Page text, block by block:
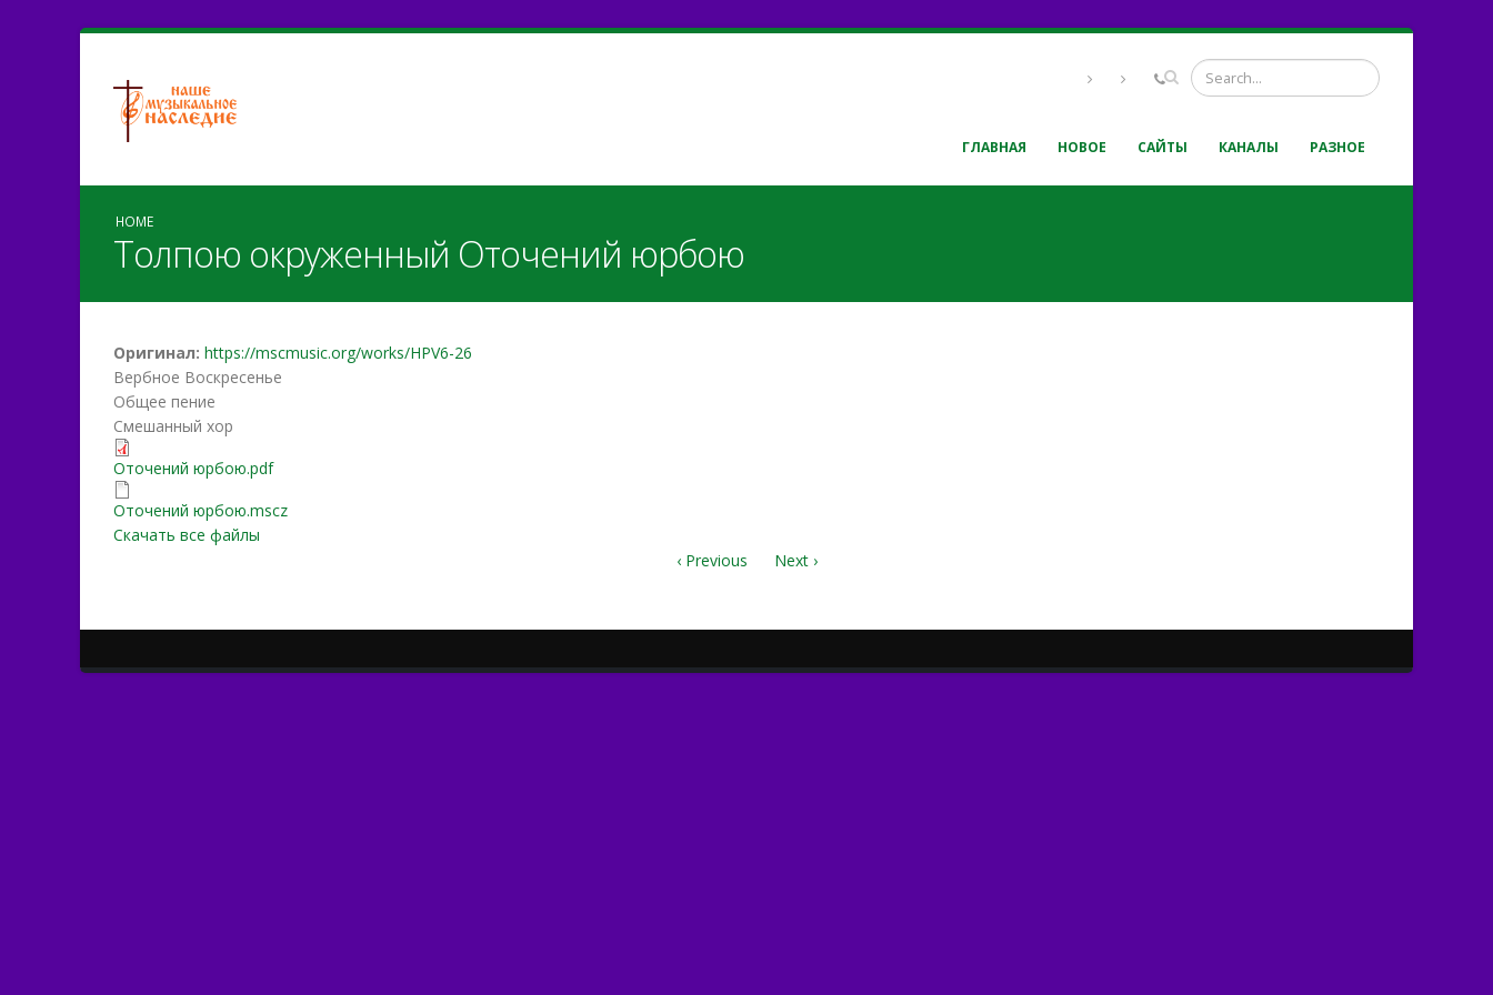
ГЛАВНАЯ НОВОЕ САЙТЫ КАНАЛЫ РАЗНОЕ
HOME
Толпою окруженный Оточений юрбою
Оригинал: https://mscmusic.org/works/HPV6-26
Вербное Воскресенье
Общее пение
Смешанный хор
Оточений юрбою.pdf
Оточений юрбою.pdf
Оточений юрбою.mscz
Оточений юрбою.mscz
Скачать все файлы
‹ Previous
Next ›